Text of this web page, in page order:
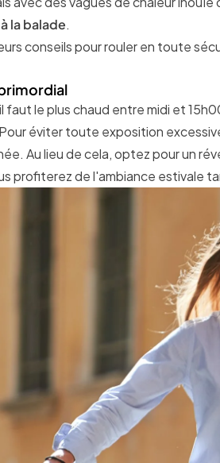
la balade.
conseils pour rouler en toute
faut le plus chaud entre midi et
éviter toute exposition
Au lieu de cela, optez pour un
profiterez de l'ambiance estivale